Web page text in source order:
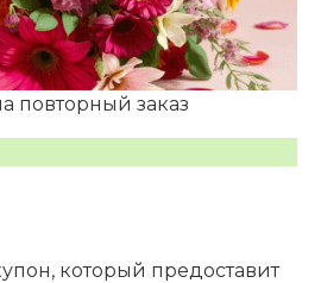
повторный заказ
который предоставит